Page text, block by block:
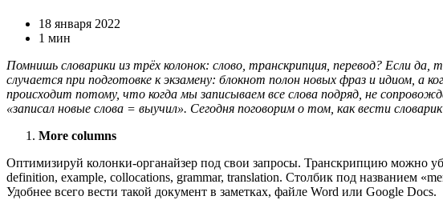
18 января 2022
1 мин
Помнишь словарики из трёх колонок: слово, транскрипция, перевод? Если
случается при подготовке к экзамену: блокнот полон новых фраз и идиом,
происходит потому, что когда мы записываем все слова подряд, не
«записал новые слова = выучил». Сегодня поговорим о том, как вести
More columns
Оптимизируй колонки-органайзер под свои запросы. Транскрипцию можно
definition, example, collocations, grammar, translation. Столбик под названием
Удобнее всего вести такой документ в заметках, файле Word или Google Docs.